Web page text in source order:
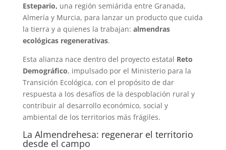
Estepario, una región semiárida entre Granada,
Almería y Murcia, para lanzar un producto que cuida
la tierra y a quienes la trabajan: almendras
ecológicas regenerativas.
Esta alianza nace dentro del proyecto estatal Reto
Demográfico, impulsado por el Ministerio para la
Transición Ecológica, con el propósito de dar
respuesta a los desafíos de la despoblación rural y
contribuir al desarrollo económico, social y
ambiental de los territorios más frágiles.
La Almendrehesa: regenerar el territorio
desde el campo